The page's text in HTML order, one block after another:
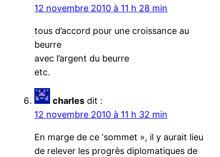
12 novembre 2010 à 11 h 28 min
tous d’accord pour une croissance au
beurre
avec l’argent du beurre
etc.
charles dit :
12 novembre 2010 à 11 h 32 min
En marge de ce ‘sommet », il y aurait lieu
de relever les progrès diplomatiques de